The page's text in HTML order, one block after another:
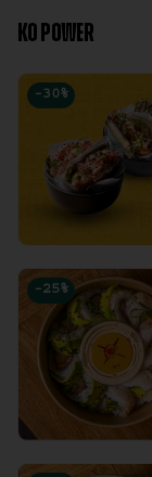
KO POWER
-30 %
-25 %